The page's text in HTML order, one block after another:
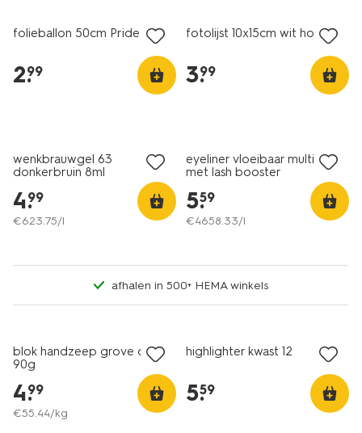
folieballon 50cm Pride
2.
99
fotolijst 10x15cm wit hout
3.
99
wenkbrauwgel 63
donkerbruin 8ml
4.
99
€623.75/l
eyeliner vloeibaar multi style
met lash booster
5.
59
€4658.33/l
afhalen in 500+ HEMA winkels
blok handzeep grove den
90g
4.
99
€55.44/kg
highlighter kwast 12
5.
59